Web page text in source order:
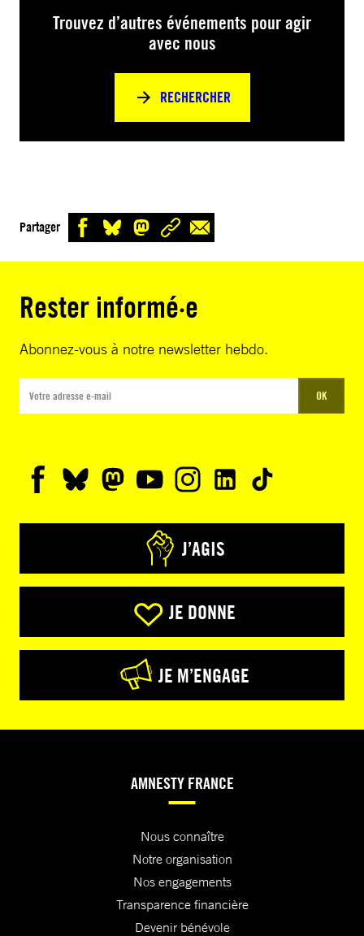
Trouvez d’autres événements pour agir
avec nous
RECHERCHER
Partager
Rester informé·e
Abonnez-vous à notre newsletter hebdo.
OK
J’AGIS
JE DONNE
JE M’ENGAGE
AMNESTY FRANCE
Nous connaître
Notre organisation
Nos engagements
Transparence financière
Devenir bénévole